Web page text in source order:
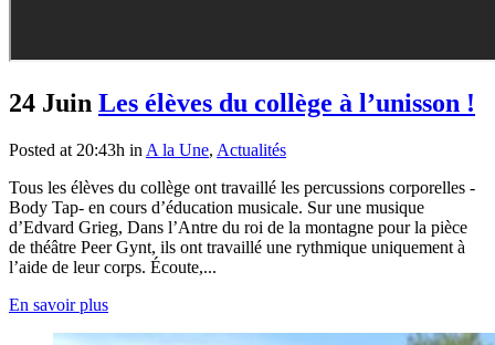
24 Juin Les élèves du collège à l’unisson !
Posted at 20:43h in A la Une, Actualités
Tous les élèves du collège ont travaillé les percussions corporelles -
Body Tap- en cours d’éducation musicale. Sur une musique
d’Edvard Grieg, Dans l’Antre du roi de la montagne pour la pièce
de théâtre Peer Gynt, ils ont travaillé une rythmique uniquement à
l’aide de leur corps. Écoute,...
En savoir plus